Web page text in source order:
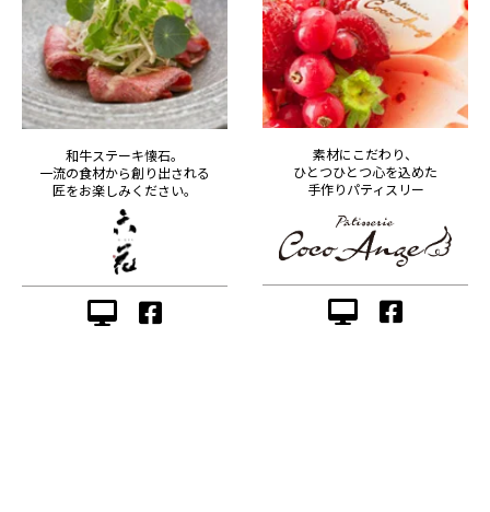
和牛ステーキ懐石。
一流の食材から創り出される
匠をお楽しみください。
素材にこだわり、
ひとつひとつ心を込めた
手作りパティスリー